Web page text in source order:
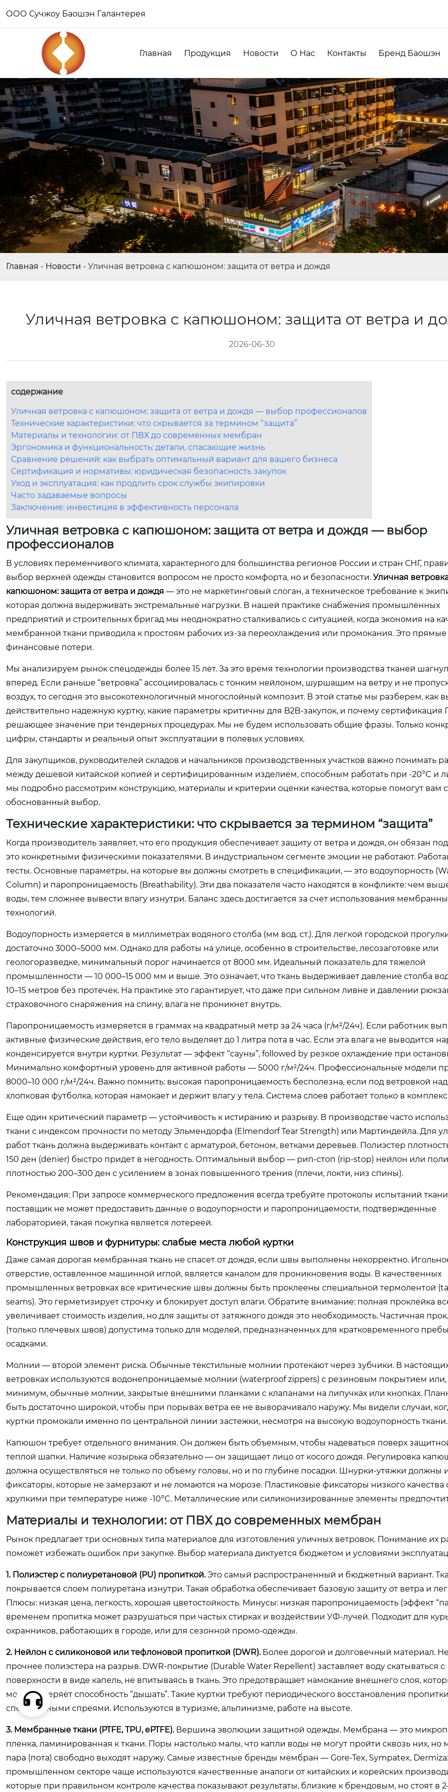
ООО Сучжоу Баошэн Галантерея
Главная Продукция Новости О Нас Контакты Бренд Баошэн
Главная - Новости - Уличная ветровка с капюшоном: защита от ветра и дождя
Уличная ветровка с капюшоном: защита от ветра и
2026-06-30
содержание
Уличная ветровка с капюшоном: защита от ветра и дождя — выбор профессионалов
Технические характеристики: что скрывается за термином “защита”
Материалы и технологии: от ПВХ до современных мембран
Эргономика и функциональность: детали, спасающие жизнь
Сравнение решений: как выбрать оптимальный вариант для вашего бизнеса
Сертификация и нормативы: юридическая безопасность закупок
Уход и эксплуатация: как продлить срок службы экипировки
Часто задаваемые вопросы
Заключение: инвестиция в эффективность персонала
Уличная ветровка с капюшоном: защита от ветра и дождя — выбор
профессионалов
В условиях переменчивого климата, характерного для большинства регионов России и стран СНГ,
выбор верхней одежды становится вопросом не просто комфорта, но и безопасности. Уличная
капюшоном: защита от ветра и дождя — это не маркетинговый слоган, а техническое требование к
которая должна выдерживать экстремальные нагрузки. В нашей практике снабжения промышленных
предприятий и строительных бригад мы неоднократно сталкивались с ситуацией, когда экономия на
мембранной ткани приводила к простоям рабочих из-за переохлаждения или промокания. Это прямые
финансовые потери.
Мы анализируем рынок спецодежды более 15 лет. За это время технологии производства тканей
вперед. Если раньше “ветровка” ассоциировалась с тонким нейлоном, шуршащим на ветру и не
воздух, то сегодня это высокотехнологичный многослойный композит. В этой статье мы разберем, как
действительно надежную куртку, какие параметры критичны для B2B-закупок, и почему сертификация
решающее значение при тендерных процедурах. Мы не будем использовать общие фразы. Только
цифры, стандарты и реальный опыт эксплуатации в полевых условиях.
Для закупщиков, руководителей складов и начальников производственных участков важно понимать
между дешевой китайской копией и сертифицированным изделием, способным работать при -20°C и
мы подробно рассмотрим конструкцию, материалы и критерии оценки качества, которые помогут вам
обоснованный выбор.
Технические характеристики: что скрывается за термином “защита”
Когда производитель заявляет, что его продукция обеспечивает защиту от ветра и дождя, он обязан
это конкретными физическими показателями. В индустриальном сегменте эмоции не работают.
тесты. Основные параметры, на которые вы должны смотреть в спецификации, — это водоупорность
Column) и паропроницаемость (Breathability). Эти два показателя часто находятся в конфликте: чем
воды, тем сложнее вывести влагу изнутри. Баланс здесь достигается за счет использования
технологий.
Водоупорность измеряется в миллиметрах водяного столба (мм вод. ст.). Для легкой городской
достаточно 3000–5000 мм. Однако для работы на улице, особенно в строительстве, лесозаготовке или
геологоразведке, минимальный порог начинается от 8000 мм. Идеальный показатель для тяжелой
промышленности — 10 000–15 000 мм и выше. Это означает, что ткань выдерживает давление столба
10–15 метров без протечек. На практике это гарантирует, что даже при сильном ливне и давлении
страховочного снаряжения на спину, влага не проникнет внутрь.
Паропроницаемость измеряется в граммах на квадратный метр за 24 часа (г/м²/24ч). Если работник
активные физические действия, его тело выделяет до 1 литра пота в час. Если эта влага не выводится
конденсируется внутри куртки. Результат — эффект “сауны”, followed by резкое охлаждение при
Минимально комфортный уровень для активной работы — 5000 г/м²/24ч. Профессиональные модели
8000–10 000 г/м²/24ч. Важно помнить: высокая паропроницаемость бесполезна, если под ветровкой
хлопковая футболка, которая намокает и держит влагу у тела. Система слоев работает только в
Еще один критический параметр — устойчивость к истиранию и разрыву. В производстве часто
ткани с индексом прочности по методу Эльмендорфа (Elmendorf Tear Strength) или Мартиндейла. Для
работ ткань должна выдерживать контакт с арматурой, бетоном, ветками деревьев. Полиэстер
150 ден (denier) быстро придет в негодность. Оптимальный выбор — рип-стоп (rip-stop) нейлон или
плотностью 200–300 ден с усилением в зонах повышенного трения (плечи, локти, низ спины).
Рекомендация: При запросе коммерческого предложения всегда требуйте протоколы испытаний
поставщик не может предоставить данные о водоупорности и паропроницаемости, подтвержденные
лабораторией, такая покупка является лотереей.
Конструкция швов и фурнитуры: слабые места любой куртки
Даже самая дорогая мембранная ткань не спасет от дождя, если швы выполнены некорректно.
отверстие, оставленное машинной иглой, является каналом для проникновения воды. В качественных
промышленных ветровках все критические швы должны быть проклеены специальной термолентой
seams). Это герметизирует строчку и блокирует доступ влаги. Обратите внимание: полная проклейка
увеличивает стоимость изделия, но для защиты от затяжного дождя это необходимость. Частичная
(только плечевых швов) допустима только для моделей, предназначенных для кратковременного
осадками.
Молнии — второй элемент риска. Обычные текстильные молнии протекают через зубчики. В
ветровках используются водонепроницаемые молнии (waterproof zippers) с резиновым покрытием или,
минимум, обычные молнии, закрытые внешними планками с клапанами на липучках или кнопках.
быть достаточно широкой, чтобы при порывах ветра ее не выворачивало наружу. Мы видели случаи,
куртки промокали именно по центральной линии застежки, несмотря на высокую водоупорность ткани.
Капюшон требует отдельного внимания. Он должен быть объемным, чтобы надеваться поверх
теплой шапки. Наличие козырька обязательно — он защищает лицо от косого дождя. Регулировка
должна осуществляться не только по объему головы, но и по глубине посадки. Шнурки-утяжки должны
фиксаторы, которые не замерзают и не ломаются на морозе. Пластиковые фиксаторы низкого качества
хрупкими при температуре ниже -10°C. Металлические или силиконизированные элементы
Материалы и технологии: от ПВХ до современных мембран
Рынок предлагает три основных типа материалов для изготовления уличных ветровок. Понимание их
поможет избежать ошибок при закупке. Выбор материала диктуется бюджетом и условиями
1. Полиэстер с полиуретановой (PU) пропиткой.Это самый распространенный и бюджетный вариант.
покрывается слоем полиуретана изнутри. Такая обработка обеспечивает базовую защиту от ветра и
Плюсы: низкая цена, легкость, хорошая цветостойкость. Минусы: низкая паропроницаемость (эффект
временем пропитка может разрушаться при частых стирках и воздействии УФ-лучей. Подходит для
охранников, работающих в городе, или для сезонной промо-одежды.
2. Нейлон с силиконовой или тефлоновой пропиткой (DWR).Более дорогой и долговечный материал.
прочнее полиэстера на разрыв. DWR-покрытие (Durable Water Repellent) заставляет воду скатываться с
поверхности в виде капель, не впитываясь в ткань. Это предотвращает намокание внешнего слоя,
мокрым, теряет способность “дышать”. Такие куртки требуют периодического восстановления пропитки
специальными спреями. Используются в туризме, альпинизме, работе на высоте.
3. Мембранные ткани (PTFE, TPU, ePTFE).Вершина эволюции защитной одежды. Мембрана — это
пленка, ламинированная к ткани. Поры настолько малы, что капли воды не могут пройти сквозь них, но
пара (пота) свободно выходят наружу. Самые известные бренды мембран — Gore-Tex, Sympatex,
промышленном секторе чаще используются качественные аналоги от китайских и корейских
которые при правильном контроле качества показывают результаты, близкие к брендовым, но стоят в